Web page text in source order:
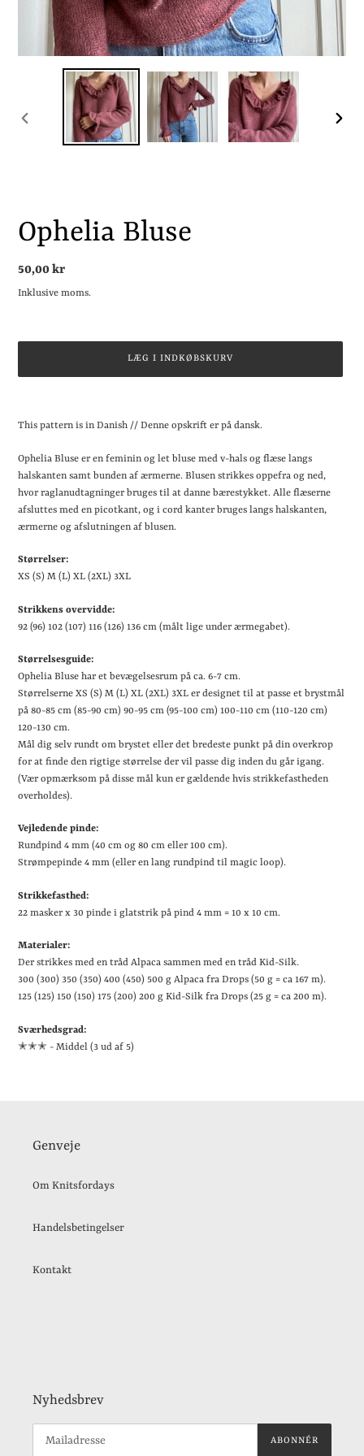
Ophelia Bluse
Normalpris
50,00 kr
Inklusive moms.
LÆG I INDKØBSKURV
din
indkøbskurv
This pattern is in Danish // Denne opskrift er på dansk.
Ophelia Bluse er en feminin og let bluse med v-hals og flæse langs
halskanten samt bunden af ærmerne. Blusen strikkes oppefra og ned,
hvor raglanudtagninger bruges til at danne bærestykket. Alle flæserne
afsluttes med en picotkant, og i cord kanter bruges langs halskanten,
ærmerne og afslutningen af blusen.
Størrelser:
XS (S) M (L) XL (2XL) 3XL
Strikkens overvidde:
92 (96) 102 (107) 116 (126) 136 cm (målt lige under ærmegabet).
Størrelsesguide:
Ophelia Bluse har et bevægelsesrum på ca. 6-7 cm.
Størrelserne XS (S) M (L) XL (2XL) 3XL er designet til at passe et brystmål
på 80-85 cm (85-90 cm) 90-95 cm (95-100 cm) 100-110 cm (110-120 cm)
120-130 cm.
Mål dig selv rundt om brystet eller det bredeste punkt på din overkrop
for at finde den rigtige størrelse der vil passe dig inden du går igang.
(Vær opmærksom på disse mål kun er gældende hvis strikkefastheden
overholdes).
Vejledende pinde:
Rundpind 4 mm (40 cm og 80 cm eller 100 cm).
Strømpepinde 4 mm (eller en lang rundpind til magic loop).
Strikkefasthed:
22 masker x 30 pinde i glatstrik på pind 4 mm = 10 x 10 cm.
Materialer:
Der strikkes med en tråd Alpaca sammen med en tråd Kid-Silk.
300 (300) 350 (350) 400 (450) 500 g Alpaca fra Drops (50 g = ca 167 m).
125 (125) 150 (150) 175 (200) 200 g Kid-Silk fra Drops (25 g = ca 200 m).
Sværhedsgrad:
✭✭✭ - Middel (3 ud af 5)
Genveje
Om Knitsfordays
Handelsbetingelser
Kontakt
Nyhedsbrev
ABONNÉR